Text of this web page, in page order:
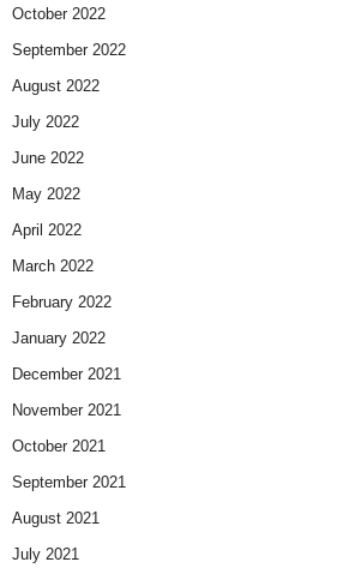
October 2022
September 2022
August 2022
July 2022
June 2022
May 2022
April 2022
March 2022
February 2022
January 2022
December 2021
November 2021
October 2021
September 2021
August 2021
July 2021